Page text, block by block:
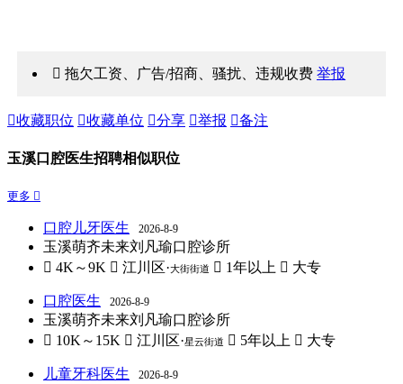
 拖欠工资、广告/招商、骚扰、违规收费举报
收藏职位 收藏单位 分享 举报 备注
玉溪口腔医生招聘相似职位
更多 
口腔儿牙医生 2026-8-9
玉溪萌齐未来刘凡瑜口腔诊所
 4K～9K  江川区·大街街道  1年以上  大专
口腔医生 2026-8-9
玉溪萌齐未来刘凡瑜口腔诊所
 10K～15K  江川区·星云街道  5年以上  大专
儿童牙科医生 2026-8-9